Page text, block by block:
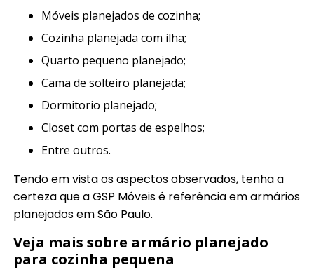
móveis planejados de cozinha;
cozinha planejada com ilha;
quarto pequeno planejado;
cama de solteiro planejada;
dormitorio planejado;
closet com portas de espelhos;
entre outros.
Tendo em vista os aspectos observados, tenha a
certeza que a GSP Móveis é referência em armários
planejados em São Paulo.
Veja mais sobre armário planejado
para cozinha pequena